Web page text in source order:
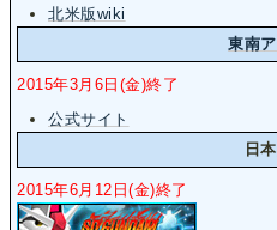
北米版wiki
東南
2015年3月6日(金)終了
公式サイト
日
2015年6月12日(金)終了